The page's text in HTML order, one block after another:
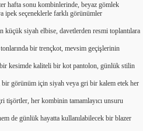
hafta sonu kombinlerinde, beyaz gömlek
ipek seçeneklerle farklı görünümler
küçük siyah elbise, davetlerden resmi toplantılara
bir trençkot, mevsim geçişlerinin
kesimde kaliteli bir kot pantolon, günlük stilin
görünüm için siyah veya gri bir kalem etek her
tişörtler, her kombinin tamamlayıcı unsuru
de günlük hayatta kullanılabilecek bir blazer